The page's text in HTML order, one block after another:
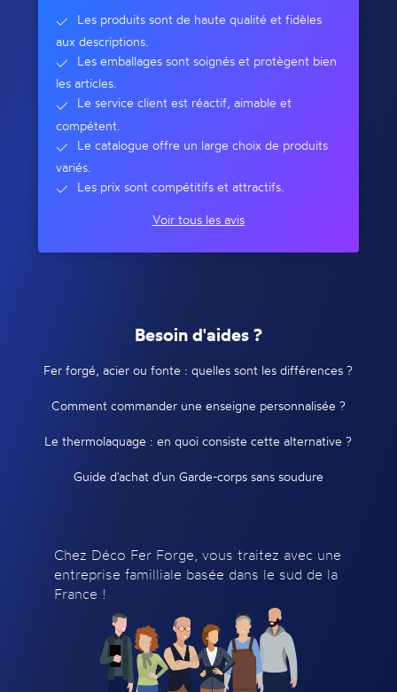
Les produits sont de haute qualité et fidèles
aux descriptions.
Les emballages sont soignés et protègent bien
les articles.
Le service client est réactif, aimable et
compétent.
Le catalogue offre un large choix de produits
variés.
Les prix sont compétitifs et attractifs.
Voir tous les avis
Besoin d'aides ?
Fer forgé, acier ou fonte : quelles sont les différences ?
Comment commander une enseigne personnalisée ?
Le thermolaquage : en quoi consiste cette alternative ?
Guide d'achat d'un Garde-corps sans soudure
Chez Déco Fer Forge, vous traitez avec une
entreprise familliale basée dans le sud de la
France !